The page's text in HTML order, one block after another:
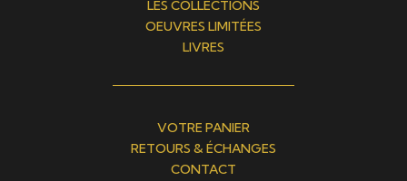
LES COLLECTIONS
OEUVRES LIMITÉES
LIVRES
VOTRE PANIER
RETOURS & ÉCHANGES
CONTACT